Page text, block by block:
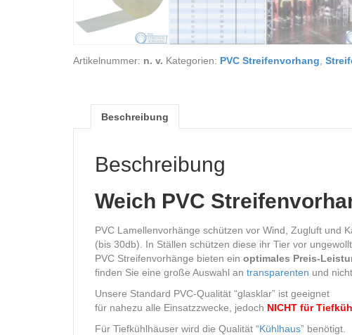
Artikelnummer: n. v. Kategorien: PVC Streifenvorhang
Beschreibung
Beschreibung
Weich PVC
PVC Lamellenvorhänge schützen vor Wind, Zugluft und
(bis 30db). In Ställen schützen diese ihr Tier vor
PVC Streifenvorhänge bieten ein optimales Preis-
finden Sie eine große Auswahl an transparenten und
Unsere Standard PVC-Qualität “glasklar” ist geeignet
für nahezu alle Einsatzzwecke, jedoch NICHT für
Für Tiefkühlhäuser wird die Qualität “Kühlhaus” benötigt.